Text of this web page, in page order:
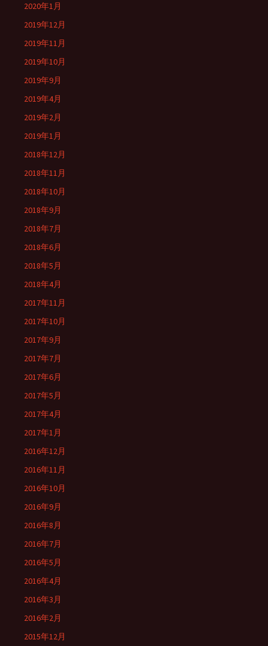
2020年1月
2019年12月
2019年11月
2019年10月
2019年9月
2019年4月
2019年2月
2019年1月
2018年12月
2018年11月
2018年10月
2018年9月
2018年7月
2018年6月
2018年5月
2018年4月
2017年11月
2017年10月
2017年9月
2017年7月
2017年6月
2017年5月
2017年4月
2017年1月
2016年12月
2016年11月
2016年10月
2016年9月
2016年8月
2016年7月
2016年5月
2016年4月
2016年3月
2016年2月
2015年12月